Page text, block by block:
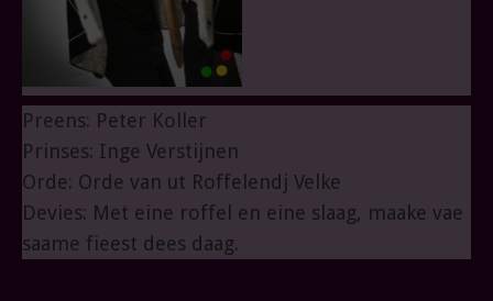
Preens: Peter Koller
Prinses: Inge Verstijnen
Orde: Orde van ut Roffelendj Velke
Devies: Met eine roffel en eine slaag, maake vae
saame fieest dees daag.